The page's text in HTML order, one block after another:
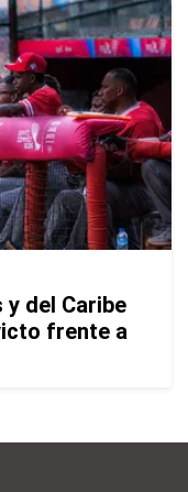
del Caribe
frente a